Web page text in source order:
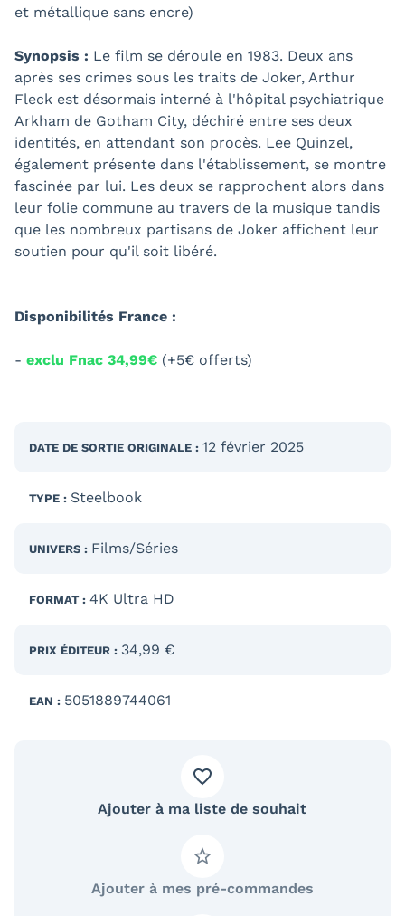
et métallique sans encre)
Synopsis : Le film se déroule en 1983. Deux ans
après ses crimes sous les traits de Joker, Arthur
Fleck est désormais interné à l'hôpital psychiatrique
Arkham de Gotham City, déchiré entre ses deux
identités, en attendant son procès. Lee Quinzel,
également présente dans l'établissement, se montre
fascinée par lui. Les deux se rapprochent alors dans
leur folie commune au travers de la musique tandis
que les nombreux partisans de Joker affichent leur
soutien pour qu'il soit libéré.
Disponibilités France :
- exclu Fnac 34,99€ (+5€ offerts)
DATE DE SORTIE ORIGINALE : 12 février 2025
TYPE : Steelbook
UNIVERS : Films/Séries
FORMAT : 4K Ultra HD
PRIX ÉDITEUR : 34,99 €
EAN : 5051889744061
Ajouter à ma liste de souhait
Ajouter à mes pré-commandes